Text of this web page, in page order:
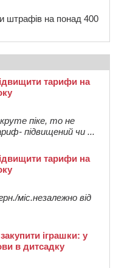
штрафів на понад 400
тарифи на
піке, то не
підвищений чи ...
тарифи на
міс.незалежно від
іграшки: у
в дитсадку